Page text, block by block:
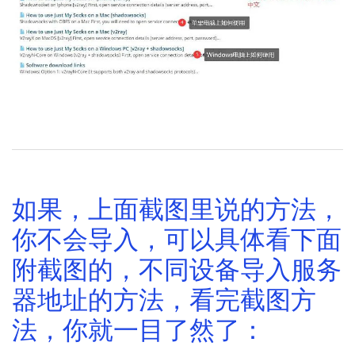
如果，上面截图里说的方法，
你不会导入，可以具体看下面
附截图的，不同设备导入服务
器地址的方法，看完截图方
法，你就一目了然了：